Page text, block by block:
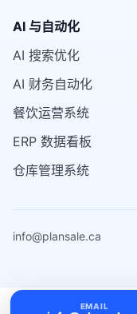
AI 与自动化
AI 搜索优化
AI 财务自动化
餐饮运营系统
ERP 数据看板
仓库管理系统
info@plansale.ca
EMAIL